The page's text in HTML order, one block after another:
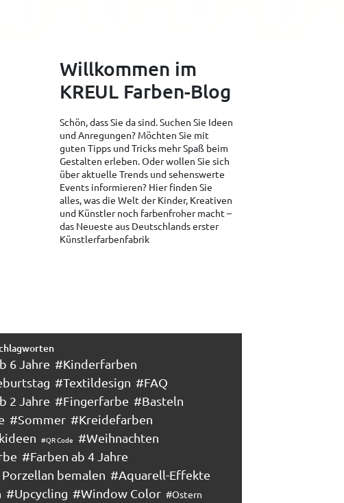
Willkommen im
KREUL Farben-Blog
Schön, dass Sie da sind. Suchen Sie Ideen
und Anregungen? Möchten Sie mit
guten Tipps und Tricks mehr Spaß beim
Gestalten erleben. Oder wollen Sie sich
über aktuelle Trends und sehenswerte
Events informieren? Hier finden Sie
alles, was die Welt der Kinder, Kreativen
und Künstler noch farbenfroher macht –
das Neueste aus Deutschlands erster
Künstlerfarbenfabrik
6 Jahre #Kinderfarben
#Textildesign #FAQ
2 Jahre #Fingerfarbe #Basteln
#Sommer #Kreidefarben
#QR Code #Weihnachten
#Farben ab 4 Jahre
bemalen #Aquarell-Effekte
#Upcycling #Window Color #Ostern